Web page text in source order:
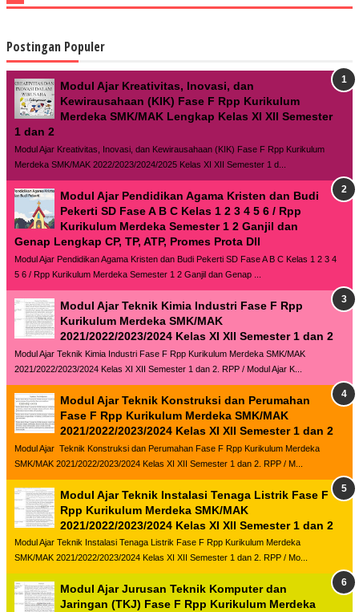
Postingan Populer
Modul Ajar Kreativitas, Inovasi, dan
Kewirausahaan (KIK) Fase F Rpp Kurikulum
Merdeka SMK/MAK Lengkap Kelas XI XII Semester
1 dan 2
Modul Ajar Kreativitas, Inovasi, dan Kewirausahaan (KIK) Fase F Rpp Kurikulum
Merdeka SMK/MAK 2022/2023/2024/2025 Kelas XI XII Semester 1 d...
Modul Ajar Pendidikan Agama Kristen dan Budi
Pekerti SD Fase A B C Kelas 1 2 3 4 5 6 / Rpp
Kurikulum Merdeka Semester 1 2 Ganjil dan
Genap Lengkap CP, TP, ATP, Promes Prota Dll
Modul Ajar Pendidikan Agama Kristen dan Budi Pekerti SD Fase A B C Kelas 1 2 3 4
5 6 / Rpp Kurikulum Merdeka Semester 1 2 Ganjil dan Genap ...
Modul Ajar Teknik Kimia Industri Fase F Rpp
Kurikulum Merdeka SMK/MAK
2021/2022/2023/2024 Kelas XI XII Semester 1 dan 2
Modul Ajar Teknik Kimia Industri Fase F Rpp Kurikulum Merdeka SMK/MAK
2021/2022/2023/2024 Kelas XI XII Semester 1 dan 2. RPP / Modul Ajar K...
Modul Ajar Teknik Konstruksi dan Perumahan
Fase F Rpp Kurikulum Merdeka SMK/MAK
2021/2022/2023/2024 Kelas XI XII Semester 1 dan 2
Modul Ajar Teknik Konstruksi dan Perumahan Fase F Rpp Kurikulum Merdeka
SMK/MAK 2021/2022/2023/2024 Kelas XI XII Semester 1 dan 2. RPP / M...
Modul Ajar Teknik Instalasi Tenaga Listrik Fase F
Rpp Kurikulum Merdeka SMK/MAK
2021/2022/2023/2024 Kelas XI XII Semester 1 dan 2
Modul Ajar Teknik Instalasi Tenaga Listrik Fase F Rpp Kurikulum Merdeka
SMK/MAK 2021/2022/2023/2024 Kelas XI XII Semester 1 dan 2. RPP / Mo...
Modul Ajar Jurusan Teknik Komputer dan
Jaringan (TKJ) Fase F Rpp Kurikulum Merdeka